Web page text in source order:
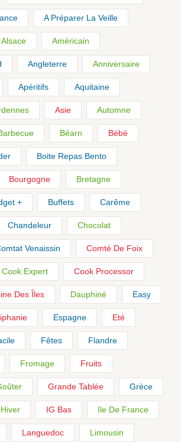
A Préparer La Veille
Alsace Américain
Angleterre Anniversaire
Apéritifs Aquitaine
Asie Automne
Béarn Bébé
Boite Repas Bento
Bourgogne Bretagne
+ Buffets Carême
Chandeleur Chocolat
Venaissin Comté De Foix
Cook Expert Cook Processor
Des Îles Dauphiné Easy
Espagne Eté
Fêtes Flandre
Fromage Fruits
Grande Tablée Grèce
Hiver IG Bas Ile De France
Languedoc Limousin